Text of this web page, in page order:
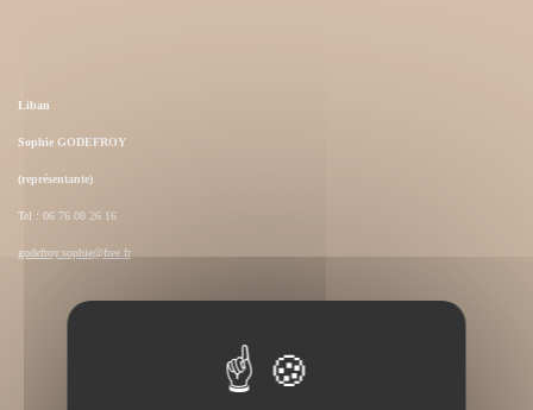
Liban
Sophie GODEFROY
(représentante)
Tel : 06 76 08 26 16
godefroy.sophie@free.fr